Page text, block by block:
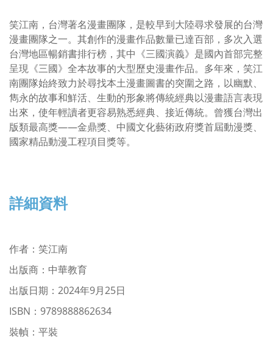
笑江南，台灣著名漫畫團隊，是較早到大陸尋求發展的台灣
漫畫團隊之一。其創作的漫畫作品數量已達百部，多次入選
台灣地區暢銷書排行榜，其中《三國演義》是國內首部完整
呈現《三國》全本故事的大型歷史漫畫作品。多年來，笑江
南團隊始終致力於尋找本土漫畫圖書的突圍之路，以幽默、
雋永的故事和鮮活、生動的形象將傳統經典以漫畫語言表現
出來，使年輕讀者更容易熟悉經典、接近傳統。曾獲台灣出
版類最高獎——金鼎獎、中國文化藝術政府獎首屆動漫獎、
國家精品動漫工程項目獎等。
詳細資料
作者 ： 笑江南
出版商：中華教育
出版日期：2024年9月25日
ISBN：9789888862634
裝幀：平裝